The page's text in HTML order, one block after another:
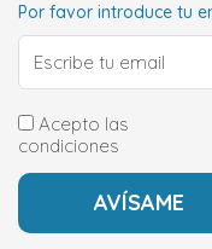
Por favor introduce tu
Acepto las
condiciones